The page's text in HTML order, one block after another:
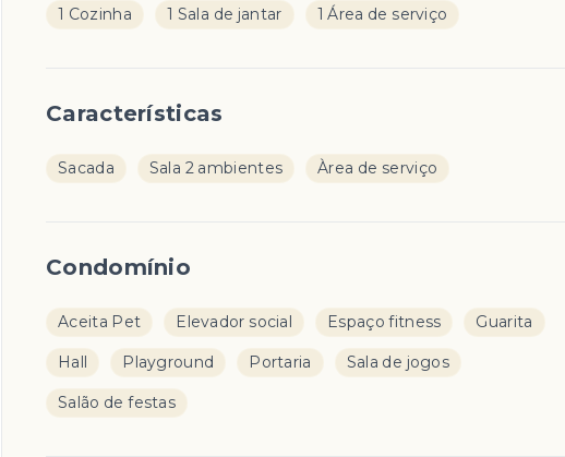
1 Cozinha 1 Sala de jantar 1 Área de serviço
Características
Sacada Sala 2 ambientes Àrea de serviço
Condomínio
Aceita Pet Elevador social Espaço fitness Guarita
Hall Playground Portaria Sala de jogos
Salão de festas